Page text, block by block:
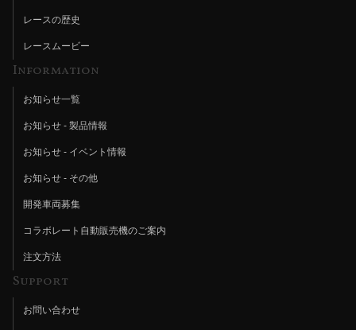
レースの歴史
レースムービー
Information
お知らせ一覧
お知らせ - 製品情報
お知らせ - イベント情報
お知らせ - その他
開発車両募集
コラボレート自動販売機のご案内
注文方法
Support
お問い合わせ